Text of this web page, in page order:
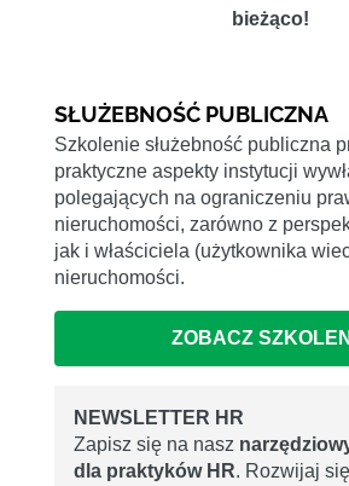
bieżąco!
SŁUŻEBNOŚĆ PUBLICZNA
Szkolenie służebność publiczna
praktyczne aspekty instytucji
polegających na ograniczeniu
nieruchomości, zarówno z
jak i właściciela (użytkownika
nieruchomości.
ZOBACZ
NEWSLETTER HR
Zapisz się na nasz
dla praktyków HR. Rozwijaj